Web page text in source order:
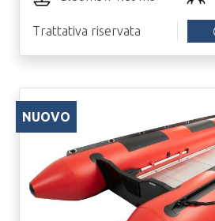
Trattativa riservata
NUOVO